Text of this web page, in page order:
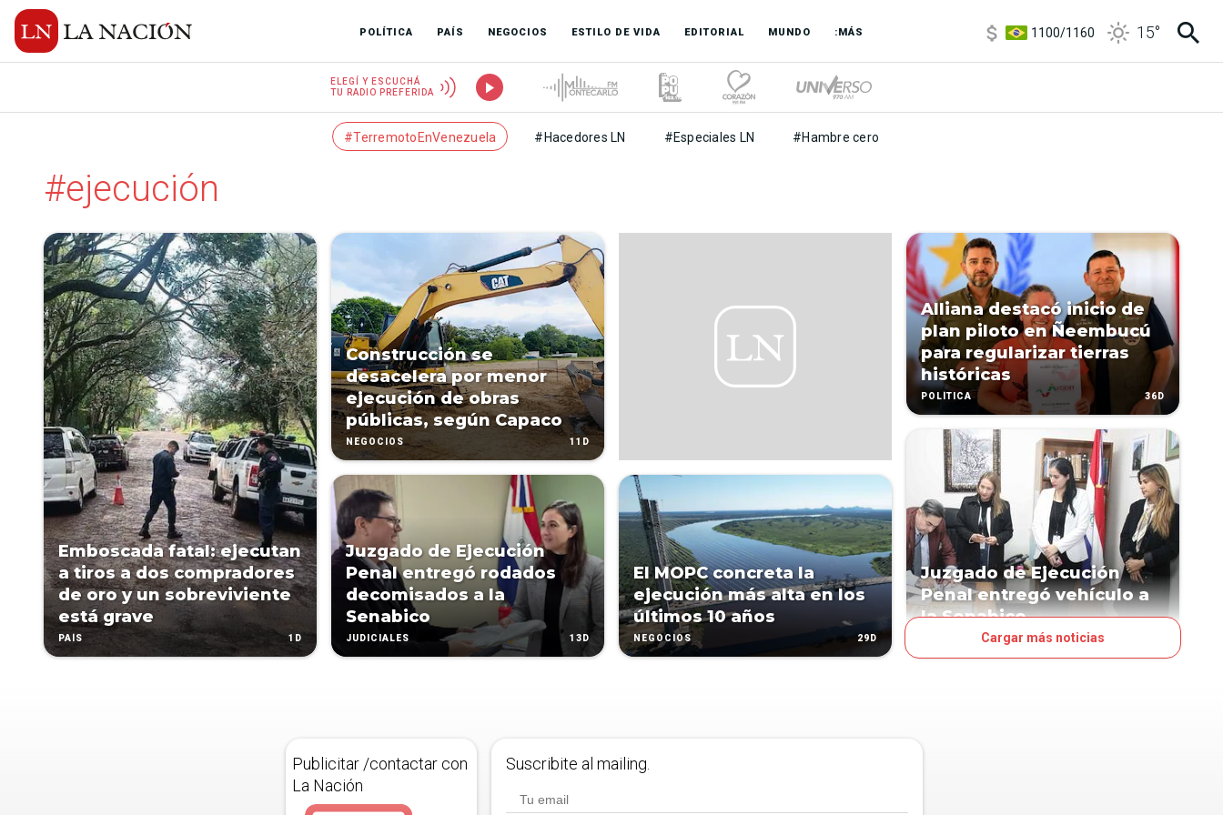
POLÍTICA PAÍS NEGOCIOS ESTILO DE VIDA EDITORIAL MUNDO :MÁS
1100/1160
15°
ELEGÍ Y ESCUCHÁ
TU RADIO PREFERIDA
#TerremotoEnVenezuela #Hacedores LN #Especiales LN #Hambre cero
#ejecución
Emboscada fatal: ejecutan
a tiros a dos compradores
de oro y un sobreviviente
está grave
PAÍS 1D
Construcción se
desacelera por menor
ejecución de obras
públicas, según Capaco
NEGOCIOS 11D
Juzgado de Ejecución
Penal entregó rodados
decomisados a la
Senabico
JUDICIALES 13D
El MOPC concreta la
ejecución más alta en los
últimos 10 años
NEGOCIOS 29D
Alliana destacó inicio de
plan piloto en Ñeembucú
para regularizar tierras
históricas
POLÍTICA 36D
Juzgado de Ejecución
Penal entregó vehículo a
la Senabico
JUDICIALESCargar más noticias
Publicitar /contactar con
La Nación
Suscribite al mailing.